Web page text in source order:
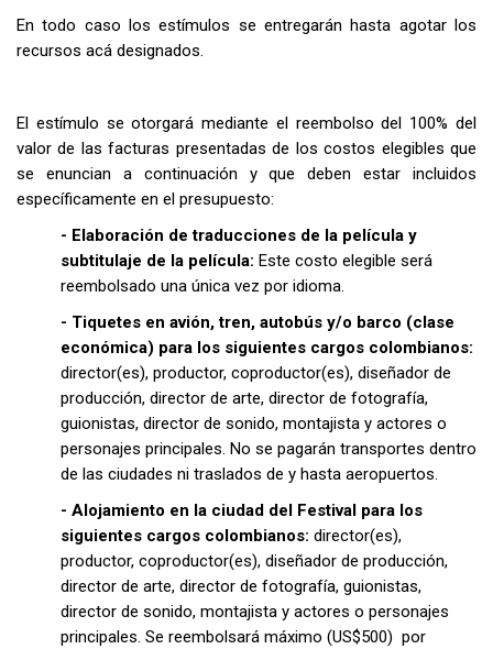
En todo caso los estímulos se entregarán hasta agotar los
recursos acá designados.
El estímulo se otorgará mediante el reembolso del 100% del
valor de las facturas presentadas de los costos elegibles que
se enuncian a continuación y que deben estar incluidos
específicamente en el presupuesto:
- Elaboración de traducciones de la película y
subtitulaje de la película: Este costo elegible será
reembolsado una única vez por idioma.
- Tiquetes en avión, tren, autobús y/o barco (clase
económica) para los siguientes cargos colombianos:
director(es), productor, coproductor(es), diseñador de
producción, director de arte, director de fotografía,
guionistas, director de sonido, montajista y actores o
personajes principales. No se pagarán transportes dentro
de las ciudades ni traslados de y hasta aeropuertos.
- Alojamiento en la ciudad del Festival para los
siguientes cargos colombianos: director(es),
productor, coproductor(es), diseñador de producción,
director de arte, director de fotografía, guionistas,
director de sonido, montajista y actores o personajes
principales. Se reembolsará máximo (US$500) por